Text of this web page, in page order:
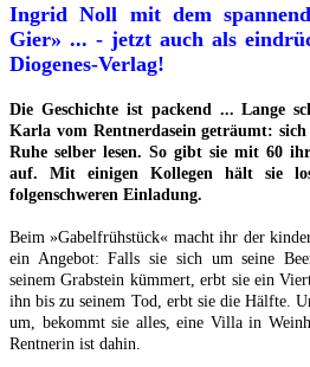
Ingrid Noll mit dem
Gier» ... - jetzt auch als
Diogenes-Verlag!
Die Geschichte ist packend ... Lange
Karla vom Rentnerdasein geträumt:
Ruhe selber lesen. So gibt sie mit 60
auf. Mit einigen Kollegen hält sie
folgenschweren Einladung.
Beim »Gabelfrühstück« macht ihr der
ein Angebot: Falls sie sich um seine
seinem Grabstein kümmert, erbt sie ein
ihn bis zu seinem Tod, erbt sie die Hälfte.
um, bekommt sie alles, eine Villa in
Rentnerin ist dahin.